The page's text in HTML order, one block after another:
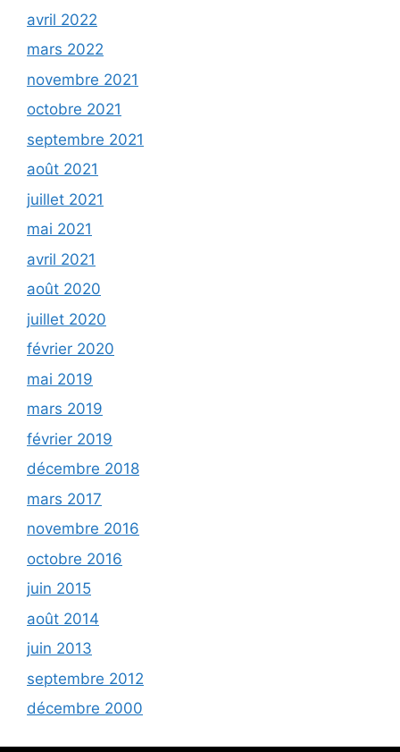
avril 2022
mars 2022
novembre 2021
octobre 2021
septembre 2021
août 2021
juillet 2021
mai 2021
avril 2021
août 2020
juillet 2020
février 2020
mai 2019
mars 2019
février 2019
décembre 2018
mars 2017
novembre 2016
octobre 2016
juin 2015
août 2014
juin 2013
septembre 2012
décembre 2000